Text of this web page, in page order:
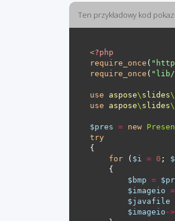
Ten przykładowy kod
<?php
require_once (
require_once ( "lib/
use aspose\ slides\
use
aspose\ slides\
$pres = new
try
for ( $i = 0 ;
$bmp =
$imageio =
$javafile
$imageio ->